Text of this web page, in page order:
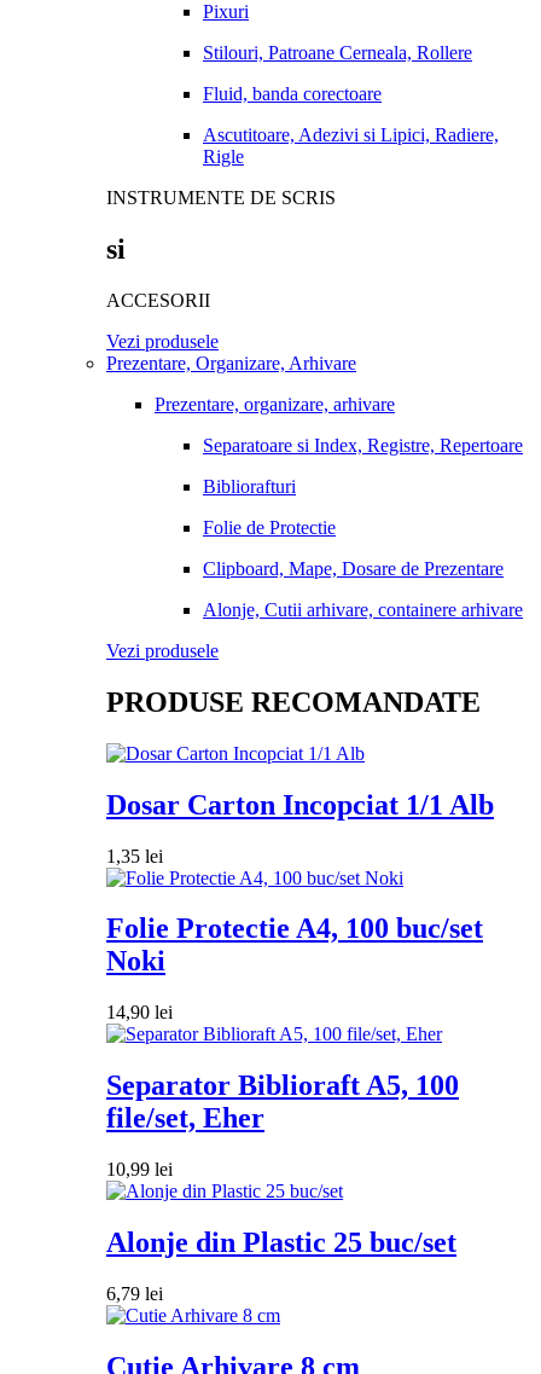
Pixuri
Stilouri, Patroane Cerneala, Rollere
Fluid, banda corectoare
Ascutitoare, Adezivi si Lipici, Radiere,
Rigle
INSTRUMENTE DE SCRIS
si
ACCESORII
Vezi produsele
Prezentare, Organizare, Arhivare
Prezentare, organizare, arhivare
Separatoare si Index, Registre, Repertoare
Bibliorafturi
Folie de Protectie
Clipboard, Mape, Dosare de Prezentare
Alonje, Cutii arhivare, containere arhivare
Vezi produsele
PRODUSE RECOMANDATE
Dosar Carton Incopciat 1/1 Alb
1,35 lei
Folie Protectie A4, 100 buc/set
Noki
14,90 lei
Separator Biblioraft A5, 100
file/set, Eher
10,99 lei
Alonje din Plastic 25 buc/set
6,79 lei
Cutie Arhivare 8 cm